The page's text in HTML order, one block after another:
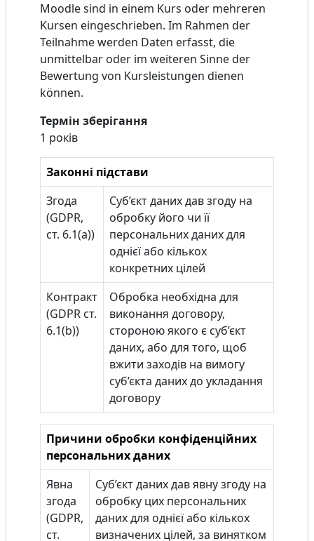
Moodle sind in einem Kurs oder mehreren
Kursen eingeschrieben. Im Rahmen der
Teilnahme werden Daten erfasst, die
unmittelbar oder im weiteren Sinne der
Bewertung von Kursleistungen dienen
können.
Термін зберігання
1 років
Законні підстави
Згода
(GDPR,
ст. 6.1(a))
Суб’єкт даних дав згоду на
обробку його чи її
персональних даних для
однієї або кількох
конкретних цілей
Контракт
(GDPR ст.
6.1(b))
Обробка необхідна для
виконання договору,
стороною якого є суб’єкт
даних, або для того, щоб
вжити заходів на вимогу
суб’єкта даних до укладання
договору
Причини обробки конфіденційних
персональних даних
Явна
згода
(GDPR,
ст.
Суб’єкт даних дав явну згоду на
обробку цих персональних
даних для однієї або кількох
визначених цілей, за винятком